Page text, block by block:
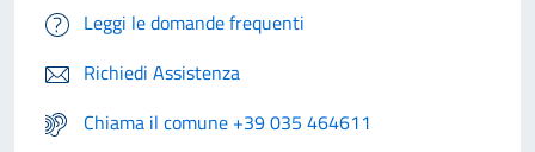
Leggi le domande frequenti
Richiedi Assistenza
Chiama il comune +39 035 464611